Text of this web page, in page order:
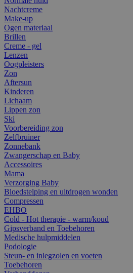
Nachtcreme
Make-up
Ogen materiaal
Brillen
Creme - gel
Lenzen
Oogpleisters
Zon
Aftersun
Kinderen
Lichaam
Lippen zon
Ski
Voorbereiding zon
Zelfbruiner
Zonnebank
Zwangerschap en Baby
Accessoires
Mama
Verzorging Baby
Bloedstelping en uitdrogen wonden
Compressen
EHBO
Cold - Hot therapie - warm/koud
Gipsverband en Toebehoren
Medische hulpmiddelen
Podologie
Steun- en inlegzolen en voeten
Toebehoren